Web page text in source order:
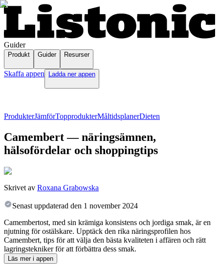
Guider
Produkt Guider Resurser
Skaffa appen Ladda ner appen
ProdukterJämförTopprodukterMåltidsplanerDieten
Camembert — näringsämnen,
hälsofördelar och shoppingtips
Skrivet av Roxana Grabowska
Senast uppdaterad den 1 november 2024
Camembertost, med sin krämiga konsistens och jordiga smak, är en
njutning för ostälskare. Upptäck den rika näringsprofilen hos
Camembert, tips för att välja den bästa kvaliteten i affären och rätt
lagringstekniker för att förbättra dess smak.
Läs mer i appen